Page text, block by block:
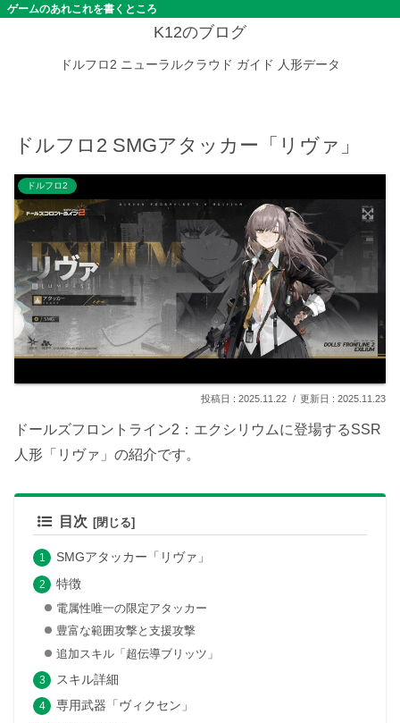
ゲームのあれこれを書くところ
K12のブログ
ドルフロ2 ニューラルクラウド ガイド 人形データ
ドルフロ2 SMGアタッカー「リヴァ」
ドルフロ2
2025.11.22 2025.11.23
ドールズフロントライン2：エクシリウムに登場するSSR
人形「リヴァ」の紹介です。
目次
SMGアタッカー「リヴァ」
特徴
電属性唯一の限定アタッカー
豊富な範囲攻撃と支援攻撃
追加スキル「超伝導ブリッツ」
スキル詳細
専用武器「ヴィクセン」